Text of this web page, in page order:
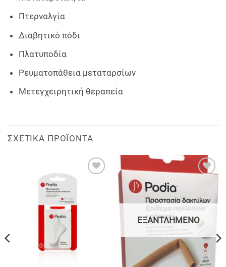
Πτερναλγία
Διαβητικό πόδι
Πλατυποδία
Ρευματοπάθεια μεταταρσίων
Μετεγχειρητική θεραπεία
ΣΧΕΤΙΚΆ ΠΡΟΪΌΝΤΑ
ΕΞΑΝΤΛΗΜΈΝΟ